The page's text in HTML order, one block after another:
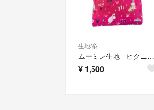
生地/糸
ムーミン生地 ピクニック ピンク 約106×100cm
¥ 1,500